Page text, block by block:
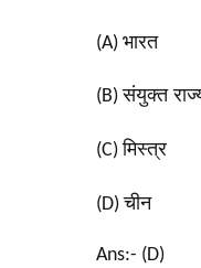
(A) भारत
(B)संयुक्त
(C)मिस्त्र
(D)चीन
Ans:- (D)